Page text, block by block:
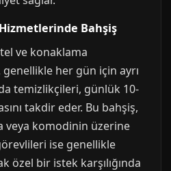
Bahşiş
ve konaklama
her gün için ayrı
temizlikçileri, günlük 10-
takdir eder. Bu bahşiş,
veya komodinin üzerine
ise genellikle
özel bir istek karşılığında